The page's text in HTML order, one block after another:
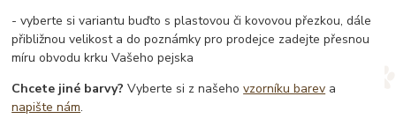
- vyberte si variantu buďto s plastovou či kovovou přezkou, dále
přibližnou velikost a do poznámky pro prodejce zadejte přesnou
míru obvodu krku Vašeho pejska
Chcete jiné barvy? Vyberte si z našehovzorníku barev a
napište nám.